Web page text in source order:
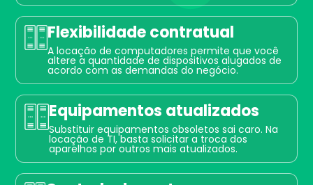
Flexibilidade contratual
A locação de computadores permite que você
altere a quantidade de dispositivos alugados de
acordo com as demandas do negócio.
Equipamentos atualizados
Substituir equipamentos obsoletos sai caro. Na
locação de TI, basta solicitar a troca dos
aparelhos por outros mais atualizados.